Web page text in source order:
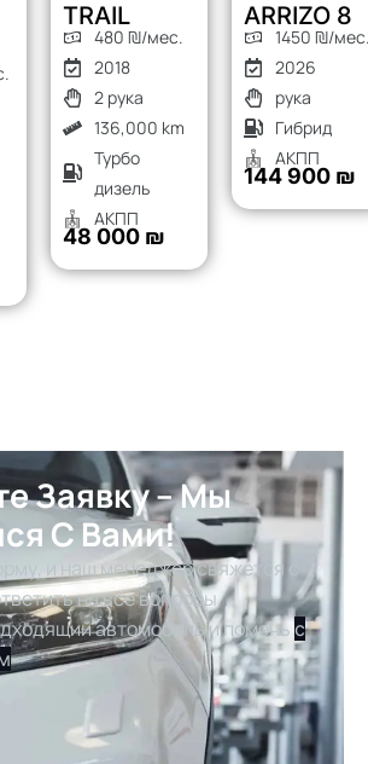
TRAIL
480 ₪/мес.
2018
2 рука
136,000 km
Турбо
дизель
АКПП
48 000 ₪
ARRIZO 8
1450 ₪/мес.
2026
рука
Гибрид
АКПП
144 900 ₪
Заявку – Мы
С Вами!
и наш менеджер свяжется с
на все вопросы,
автомобиль и помочьс